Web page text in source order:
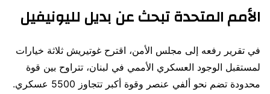
الأمم المتحدة تبحث عن بديل لليونيفيل
في تقرير رفعه إلى مجلس الأمن، اقترح غوتيريش ثلاثة خيارات
لمستقبل الوجود العسكري الأممي في لبنان، تتراوح بين قوة
محدودة تضم نحو ألفي عنصر وقوة أكبر تتجاوز 5500 عسكري.